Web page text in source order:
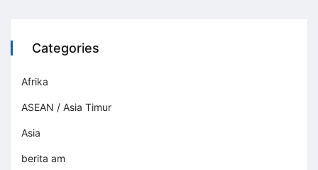
Categories
Afrika
ASEAN / Asia Timur
Asia
berita am